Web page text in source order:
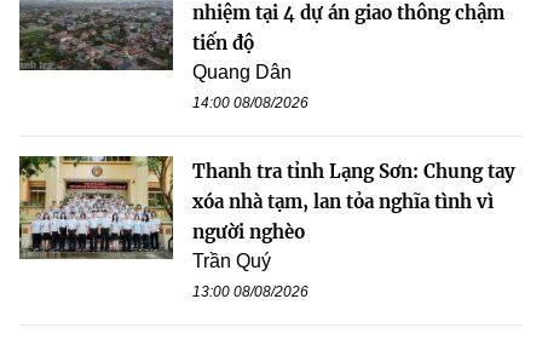
nhiệm tại 4 dự án giao thông chậm
tiến độ
Quang Dân
14:00 08/08/2026
Thanh tra tỉnh Lạng Sơn: Chung tay
xóa nhà tạm, lan tỏa nghĩa tình vì
người nghèo
Trần Quý
13:00 08/08/2026